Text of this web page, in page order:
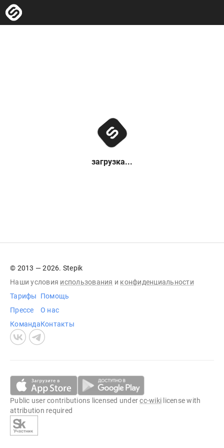
загрузка...
© 2013 — 2026. Stepik
Наши условия использования и конфиденциальности
Тарифы
Прессе
Команда
Помощь
О нас
Контакты
Public user contributions licensed undercc-wiki license with
attribution required